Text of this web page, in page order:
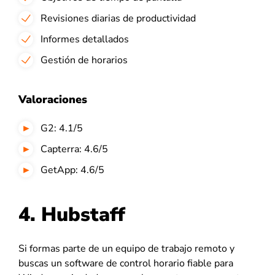
Revisiones diarias de productividad
Informes detallados
Gestión de horarios
Valoraciones
G2: 4.1/5
Capterra: 4.6/5
GetApp: 4.6/5
4. Hubstaff
Si formas parte de un equipo de trabajo remoto y
buscas un software de control horario fiable para